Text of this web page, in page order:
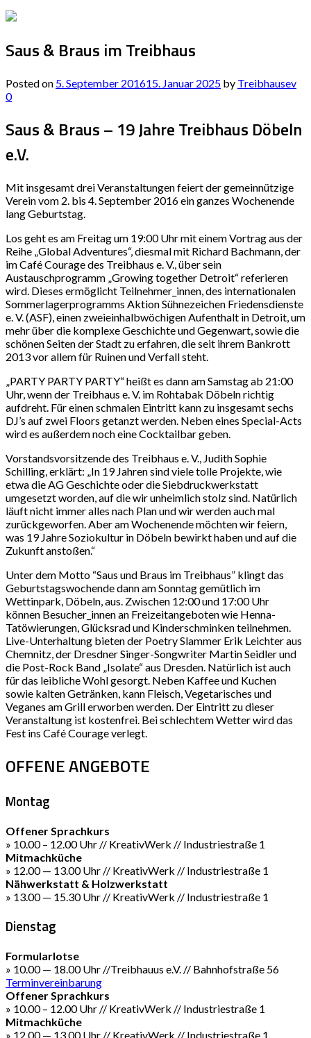
Saus & Braus im Treibhaus
Posted on 5. September 201615. Januar 2025 by Treibhausev
0
Saus & Braus – 19 Jahre Treibhaus Döbeln
e.V.
Mit insgesamt drei Veranstaltungen feiert der gemeinnützige
Verein vom 2. bis 4. September 2016 ein ganzes Wochenende
lang Geburtstag.
Los geht es am Freitag um 19:00 Uhr mit einem Vortrag aus der
Reihe „Global Adventures“, diesmal mit Richard Bachmann, der
im Café Courage des Treibhaus e. V., über sein
Austauschprogramm „Growing together Detroit“ referieren
wird. Dieses ermöglicht Teilnehmer_innen, des internationalen
Sommerlagerprogramms Aktion Sühnezeichen Friedensdienste
e. V. (ASF), einen zweieinhalbwöchigen Aufenthalt in Detroit, um
mehr über die komplexe Geschichte und Gegenwart, sowie die
schönen Seiten der Stadt zu erfahren, die seit ihrem Bankrott
2013 vor allem für Ruinen und Verfall steht.
„PARTY PARTY PARTY“ heißt es dann am Samstag ab 21:00
Uhr, wenn der Treibhaus e. V. im Rohtabak Döbeln richtig
aufdreht. Für einen schmalen Eintritt kann zu insgesamt sechs
DJ’s auf zwei Floors getanzt werden. Neben eines Special-Acts
wird es außerdem noch eine Cocktailbar geben.
Vorstandsvorsitzende des Treibhaus e. V., Judith Sophie
Schilling, erklärt: „In 19 Jahren sind viele tolle Projekte, wie
etwa die AG Geschichte oder die Siebdruckwerkstatt
umgesetzt worden, auf die wir unheimlich stolz sind. Natürlich
läuft nicht immer alles nach Plan und wir werden auch mal
zurückgeworfen. Aber am Wochenende möchten wir feiern,
was 19 Jahre Soziokultur in Döbeln bewirkt haben und auf die
Zukunft anstoßen.“
Unter dem Motto “Saus und Braus im Treibhaus” klingt das
Geburtstagswochende dann am Sonntag gemütlich im
Wettinpark, Döbeln, aus. Zwischen 12:00 und 17:00 Uhr
können Besucher_innen an Freizeitangeboten wie Henna-
Tatöwierungen, Glücksrad und Kinderschminken teilnehmen.
Live-Unterhaltung bieten der Poetry Slammer Erik Leichter aus
Chemnitz, der Dresdner Singer-Songwriter Martin Seidler und
die Post-Rock Band „Isolate“ aus Dresden. Natürlich ist auch
für das leibliche Wohl gesorgt. Neben Kaffee und Kuchen
sowie kalten Getränken, kann Fleisch, Vegetarisches und
Veganes am Grill erworben werden. Der Eintritt zu dieser
Veranstaltung ist kostenfrei. Bei schlechtem Wetter wird das
Fest ins Café Courage verlegt.
OFFENE ANGEBOTE
Montag
Offener Sprachkurs
» 10.00 – 12.00 Uhr // KreativWerk // Industriestraße 1
Mitmachküche
» 12.00 — 13.00 Uhr // KreativWerk // Industriestraße 1
Nähwerkstatt & Holzwerkstatt
» 13.00 — 15.30 Uhr // KreativWerk // Industriestraße 1
Dienstag
Formularlotse
» 10.00 — 18.00 Uhr //Treibhauus e.V. // Bahnhofstraße 56
Terminvereinbarung
Offener Sprachkurs
» 10.00 – 12.00 Uhr // KreativWerk // Industriestraße 1
Mitmachküche
» 12.00 — 13.00 Uhr // KreativWerk // Industriestraße 1